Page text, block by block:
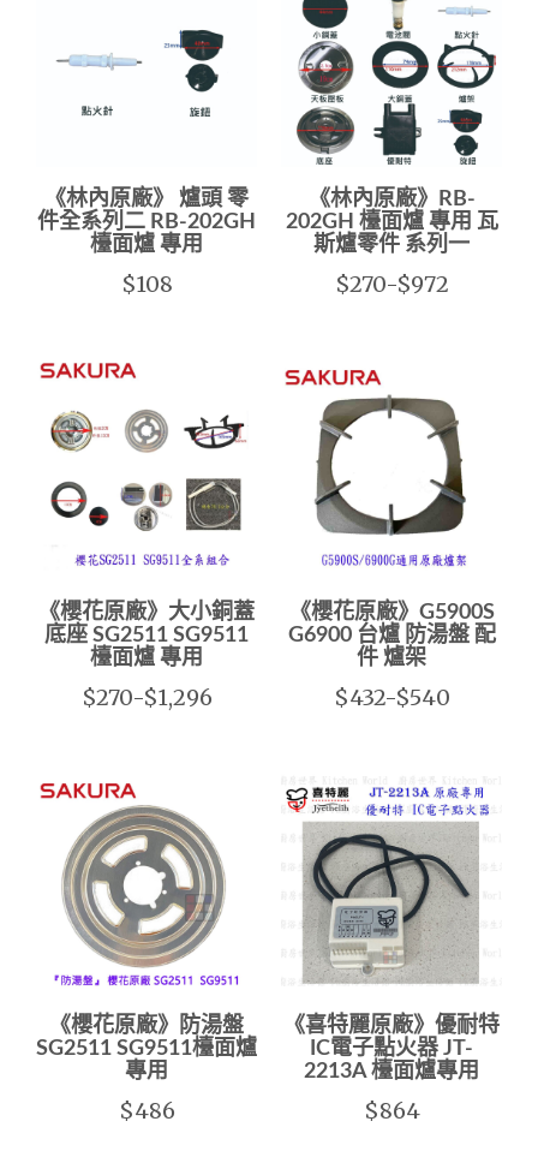
《林內原廠》 爐頭 零
件全系列二 RB-202GH
檯面爐 專用
$108
《林內原廠》RB-
202GH 檯面爐 專用 瓦
斯爐零件 系列一
$270-$972
《櫻花原廠》大小銅蓋
底座 SG2511 SG9511
檯面爐 專用
$270-$1,296
《櫻花原廠》G5900S
G6900 台爐 防湯盤 配
件 爐架
$432-$540
《櫻花原廠》防湯盤
SG2511 SG9511檯面爐
專用
$486
《喜特麗原廠》優耐特
IC電子點火器 JT-
2213A 檯面爐專用
$864